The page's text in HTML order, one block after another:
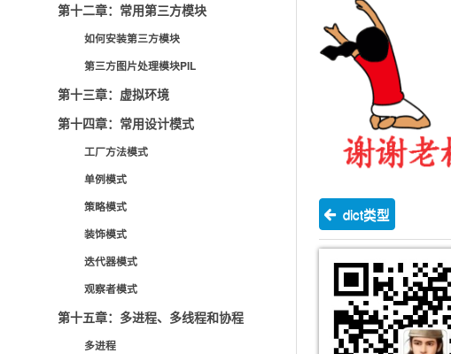
第十二章：常用第三方模块
如何安装第三方模块
第三方图片处理模块PIL
第十三章：虚拟环境
第十四章：常用设计模式
工厂方法模式
单例模式
策略模式
装饰模式
迭代器模式
观察者模式
第十五章：多进程、多线程和协程
多进程
dict类型